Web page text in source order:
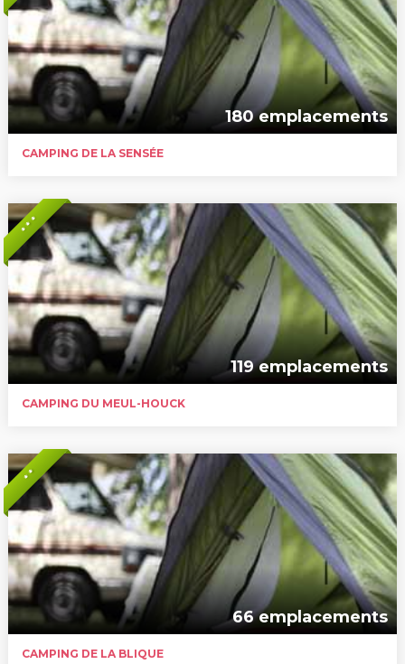
180 emplacements
CAMPING DE LA SENSÉE
* * *
119 emplacements
CAMPING DU MEUL-HOUCK
* *
66 emplacements
CAMPING DE LA BLIQUE